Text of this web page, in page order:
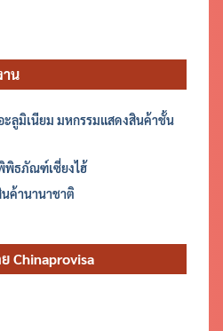
าน
ะลูมิเนียม มหกรรมแสดงสินค้าชั้น
พิธภัณฑ์เซี่ยงไฮ้
นค้านานาชาติ
Chinaprovisa